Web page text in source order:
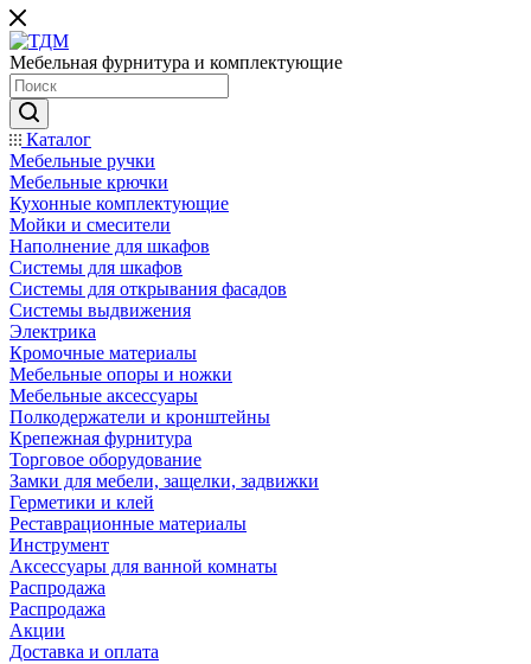
Мебельная фурнитура и комплектующие
Каталог
Мебельные ручки
Мебельные крючки
Кухонные комплектующие
Мойки и смесители
Наполнение для шкафов
Cистемы для шкафов
Системы для открывания фасадов
Системы выдвижения
Электрика
Кромочные материалы
Мебельные опоры и ножки
Мебельные аксессуары
Полкодержатели и кронштейны
Крепежная фурнитура
Торговое оборудование
Замки для мебели, защелки, задвижки
Герметики и клей
Реставрационные материалы
Инструмент
Аксессуары для ванной комнаты
Распродажа
Распродажа
Акции
Доставка и оплата